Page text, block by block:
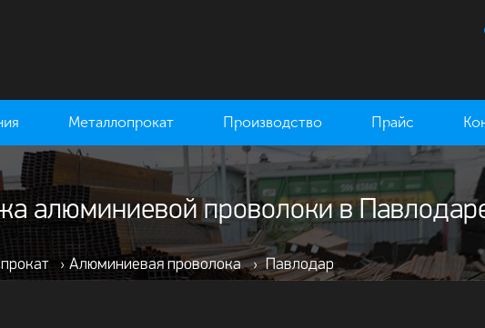
Металлопрокат Производство Прайс
алюминиевой проволоки в
› Алюминиевая проволока › Павлодар